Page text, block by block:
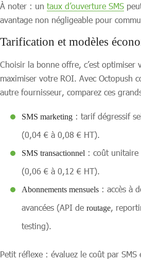
À noter : un taux d’ouverture SMS
avantage non négligeable pour
Tarification et modèles
Choisir la bonne offre, c’est optimiser
maximiser votre ROI. Avec Octopush
autre fournisseur, comparez ces
SMS marketing : tarif dégressif
(0,04 € à 0,08 € HT).
SMS transactionnel : coût unitaire
(0,06 € à 0,12 € HT).
Abonnements mensuels : accès à
avancées (API de routage,
testing).
Petit réflexe : évaluez le coût par SMS